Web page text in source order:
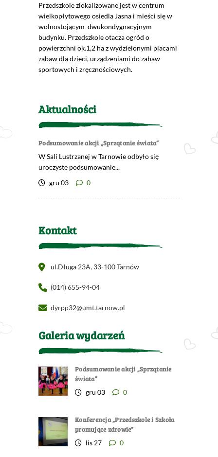
Przedszkole zlokalizowane jest w centrum
wielkopłytowego osiedla Jasna i mieści się w
wolnostojącym dwukondygnacyjnym
budynku. Przedszkole otacza ogród o
powierzchni ok.1,2 ha z wydzielonymi placami
zabaw dla dzieci, urządzeniami do zabaw
sportowych i zręcznościowych.
Aktualności
Podsumowanie akcji „Sprzątanie świata”
W Sali Lustrzanej w Tarnowie odbyło się
uroczyste podsumowanie...
gru 03
0
Kontakt
ul.Długa 23A, 33-100 Tarnów
(014) 655-94-04
dyrpp32@umt.tarnow.pl
Galeria wydarzeń
Podsumowanie akcji „Sprzątanie
świata”
gru 03 0
Konferencja „Przedszkole i Szkoła
promujące zdrowie”
lis 27 0